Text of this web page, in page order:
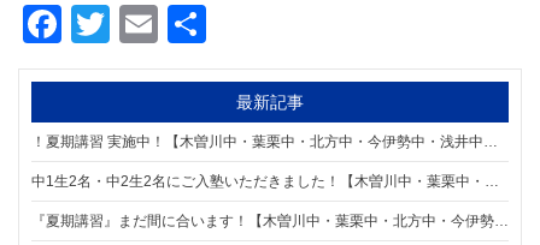
Facebook
Twitter
Email
有
最新記事